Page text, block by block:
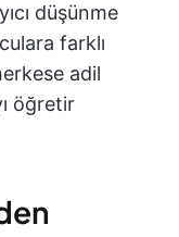
düşünme
farklı
adil
öğretir